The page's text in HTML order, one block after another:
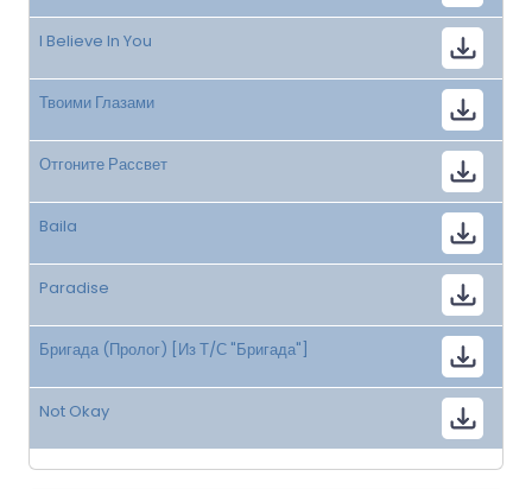
I Believe In You
Твоими Глазами
Отгоните Рассвет
Baila
Paradise
Бригада (Пролог) [Из Т/С "Бригада"]
Not Okay